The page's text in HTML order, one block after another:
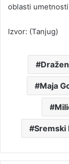
oblasti
Izvor: (Tanjug)
Maja
Sremski